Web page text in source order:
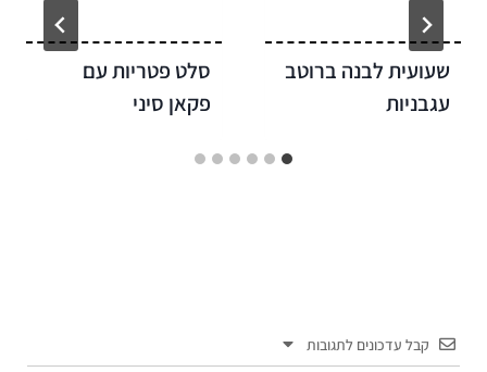
שעועית לבנה ברוטב
עגבניות
סלט פטריות עם
פקאן סיני
קבל עדכונים לתגובות